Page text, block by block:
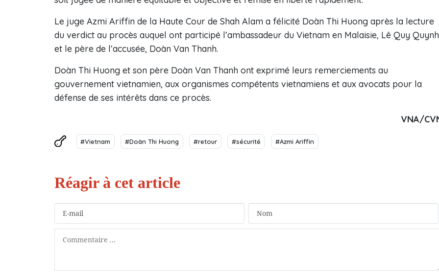
Le juge Azmi Ariffin de la Haute Cour de Shah Alam a félicité Doàn Thi Huong après la lecture
du verdict au procès auquel ont participé l’ambassadeur du Vietnam en Malaisie, Lê Quy
et le père de l’accusée, Doàn Van Thanh.
Doàn Thi Huong et son père Doàn Van Thanh ont exprimé leurs remerciements au
gouvernement vietnamien, aux organismes compétents vietnamiens et aux avocats pour la
défense de ses intérêts dans ce procès.
VNA/
#Vietnam #Doàn Thi Huong #retour #sécurité #Azmi Ariffin